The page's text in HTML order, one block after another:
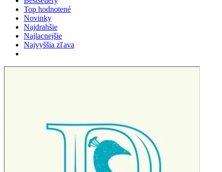
Top hodnotené
Novinky
Najdrahšie
Najlacnejšie
Najvyššia zľava